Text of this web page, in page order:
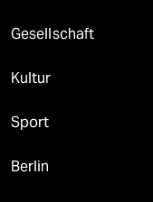
Gesellschaft
Kultur
Sport
Berlin